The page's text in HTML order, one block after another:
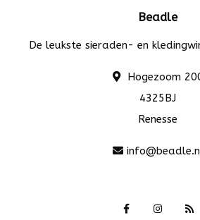
Beadle
De leukste sieraden- en
Hogezoom
4325BJ
Renesse